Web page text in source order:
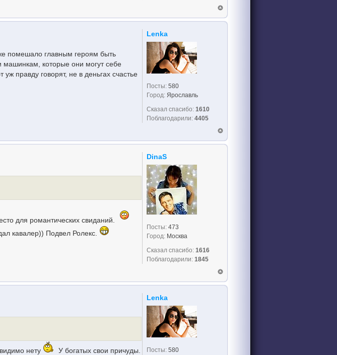
помешало главным героям быть
машинкам, которые они могут себе
правду говорят, не в деньгах счастье
Lenka
Посты: 580
Город: Ярославль
Сказал спасибо: 1610
Поблагодарили: 4405
для романтических свиданий.
кавалер)) Подвел Ролекс.
DinaS
Посты: 473
Город: Москва
Сказал спасибо: 1616
Поблагодарили: 1845
нету
У богатых свои причуды.
Lenka
Посты: 580